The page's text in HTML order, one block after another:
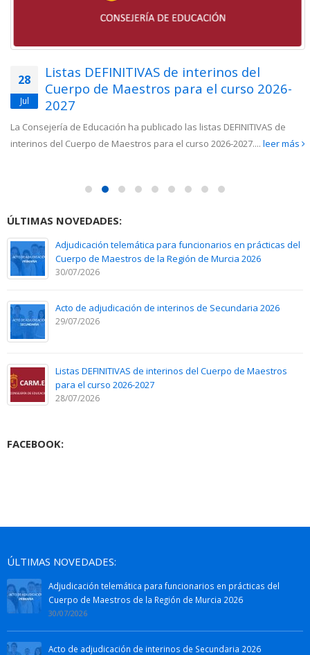
28
Jul
Listas DEFINITIVAS de interinos del
Cuerpo de Maestros para el curso 2026-
2027
La Consejería de Educación ha publicado las listas DEFINITIVAS de
interinos del Cuerpo de Maestros para el curso 2026-2027....leer más
ÚLTIMAS NOVEDADES:
Adjudicación telemática para funcionarios en prácticas del
Cuerpo de Maestros de la Región de Murcia 2026
30/07/2026
Acto de adjudicación de interinos de Secundaria 2026
29/07/2026
Listas DEFINITIVAS de interinos del Cuerpo de Maestros
para el curso 2026-2027
28/07/2026
FACEBOOK:
ÚLTIMAS NOVEDADES:
Adjudicación telemática para funcionarios en prácticas del
Cuerpo de Maestros de la Región de Murcia 2026
30/07/2026
Acto de adjudicación de interinos de Secundaria 2026